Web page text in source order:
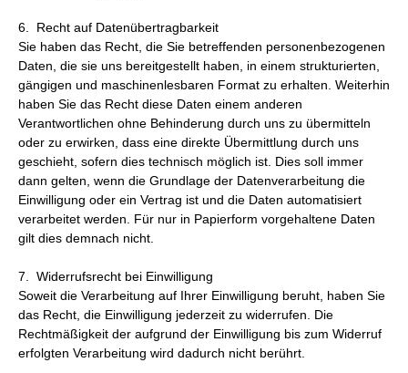
6. Recht auf Datenübertragbarkeit
Sie haben das Recht, die Sie betreffenden personenbezogenen
Daten, die sie uns bereitgestellt haben, in einem strukturierten,
gängigen und maschinenlesbaren Format zu erhalten. Weiterhin
haben Sie das Recht diese Daten einem anderen
Verantwortlichen ohne Behinderung durch uns zu übermitteln
oder zu erwirken, dass eine direkte Übermittlung durch uns
geschieht, sofern dies technisch möglich ist. Dies soll immer
dann gelten, wenn die Grundlage der Datenverarbeitung die
Einwilligung oder ein Vertrag ist und die Daten automatisiert
verarbeitet werden. Für nur in Papierform vorgehaltene Daten
gilt dies demnach nicht.
7. Widerrufsrecht bei Einwilligung
Soweit die Verarbeitung auf Ihrer Einwilligung beruht, haben Sie
das Recht, die Einwilligung jederzeit zu widerrufen. Die
Rechtmäßigkeit der aufgrund der Einwilligung bis zum Widerruf
erfolgten Verarbeitung wird dadurch nicht berührt.